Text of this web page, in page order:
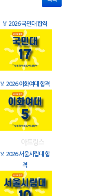
🏅 2026 국민대 합격
🏅 2026 이화여대 합격
🏅 2026 서울시립대 합
격